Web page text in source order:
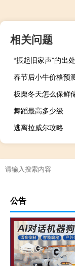
相关问题
“振起旧家声”的出
春节后小牛价格预
板栗冬天怎么保鲜
舞蹈最高多少级
逃离拉威尔攻略
公告